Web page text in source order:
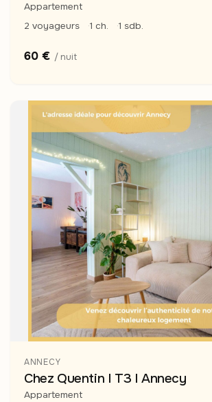
Appartement
2 voyageurs
1 ch. 1 sdb.
60 € / nuit
ANNECY
Chez Quentin I T3 I Annecy
Appartement